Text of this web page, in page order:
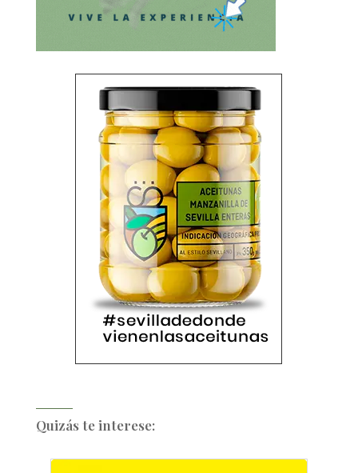
Quizás te interese: